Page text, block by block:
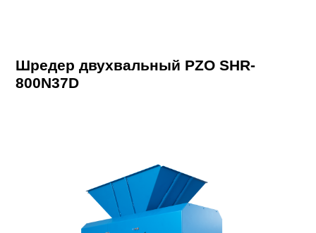
Шредер двухвальный PZO SHR-
800N37D